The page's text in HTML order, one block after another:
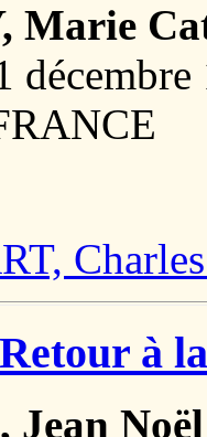
Marie
Retour à
Noël